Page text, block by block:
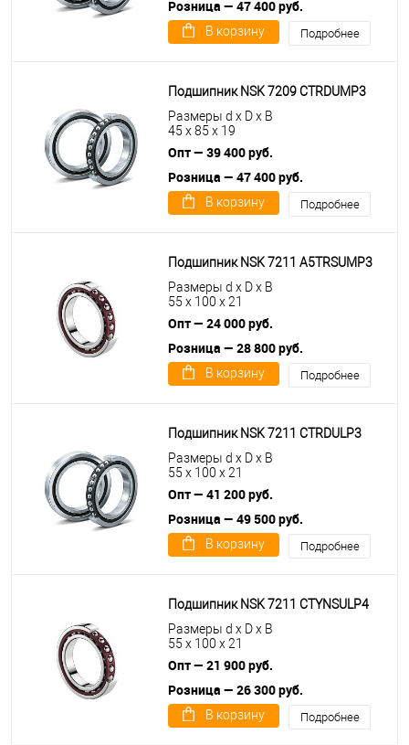
Розница — 47 400 руб.
В корзину Подробнее
Подшипник NSK 7209 CTRDUMP3
Размеры d x D x B
45 x 85 x 19
Опт — 39 400 руб.
Розница — 47 400 руб.
В корзину Подробнее
Подшипник NSK 7211 A5TRSUMP3
Размеры d x D x B
55 x 100 x 21
Опт — 24 000 руб.
Розница — 28 800 руб.
В корзину Подробнее
Подшипник NSK 7211 CTRDULP3
Размеры d x D x B
55 x 100 x 21
Опт — 41 200 руб.
Розница — 49 500 руб.
В корзину Подробнее
Подшипник NSK 7211 CTYNSULP4
Размеры d x D x B
55 x 100 x 21
Опт — 21 900 руб.
Розница — 26 300 руб.
В корзину Подробнее